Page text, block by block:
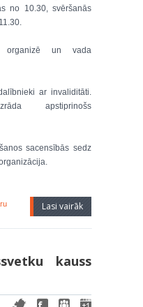
no 10.30, svēršanās
organizē un vada
ar invaliditāti.
apstiprinošs
sacensībās sedz
Lasi vairāk
kauss